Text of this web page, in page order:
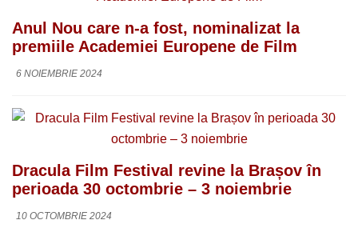
Anul Nou care n-a fost, nominalizat la
premiile Academiei Europene de Film
6 NOIEMBRIE 2024
Dracula Film Festival revine la Brașov în
perioada 30 octombrie – 3 noiembrie
10 OCTOMBRIE 2024